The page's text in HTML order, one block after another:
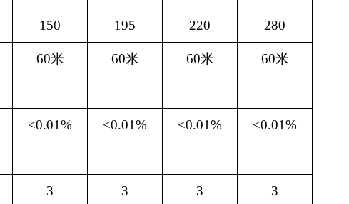
150 195 220 280
60米 60米 60米 60米
<0.01% <0.01% <0.01% <0.01%
3 3 3 3